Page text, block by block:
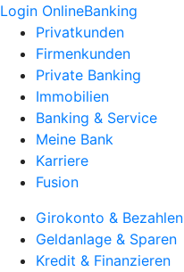
Login OnlineBanking
Privatkunden
Firmenkunden
Private Banking
Immobilien
Banking & Service
Meine Bank
Karriere
Fusion
Girokonto & Bezahlen
Geldanlage & Sparen
Kredit & Finanzieren